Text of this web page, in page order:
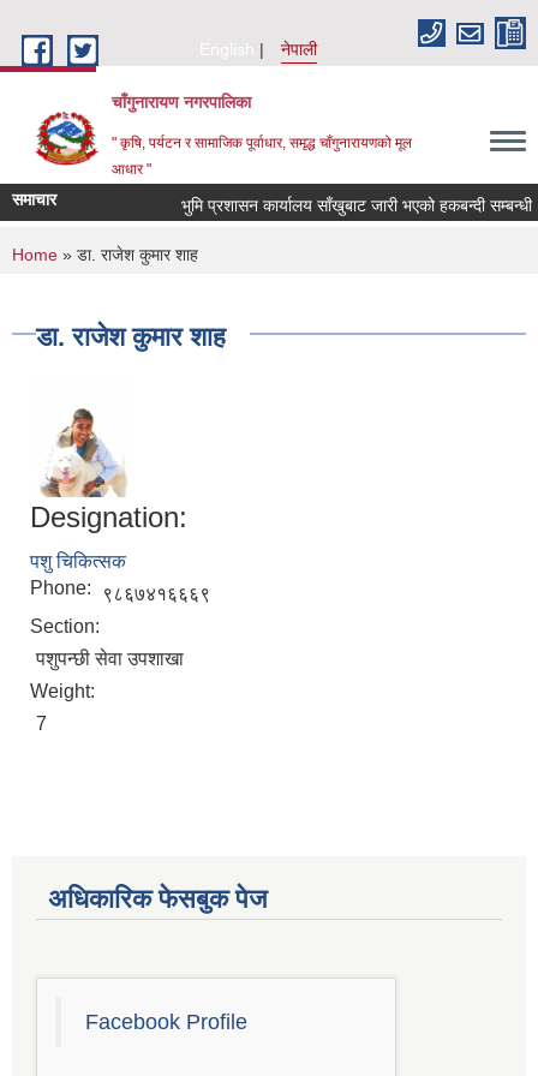
English
नेपाली
चाँगुनारायण नगरपालिका
" कृषि, पर्यटन र सामाजिक पूर्वाधार, समृद्ध चाँगुनारायणको मूल
आधार "
समाचार भुमि प्रशासन कार्यालय साँखुबाट जारी भएको हकबन्दी सम्बन्धी
You are here
Home » डा. राजेश कुमार शाह
डा. राजेश कुमार शाह
Designation:
पशु चिकित्सक
Phone:
९८६७४१६६६९
Section:
पशुपन्छी सेवा उपशाखा
Weight:
7
अधिकारिक फेसबुक पेज
Facebook Profile